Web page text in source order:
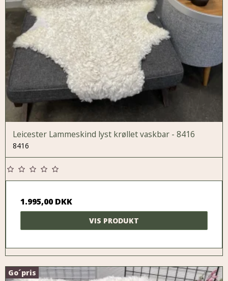
Leicester Lammeskind lyst krøllet vaskbar - 8416
8416
1.995,00 DKK
VIS PRODUKT
Go´pris